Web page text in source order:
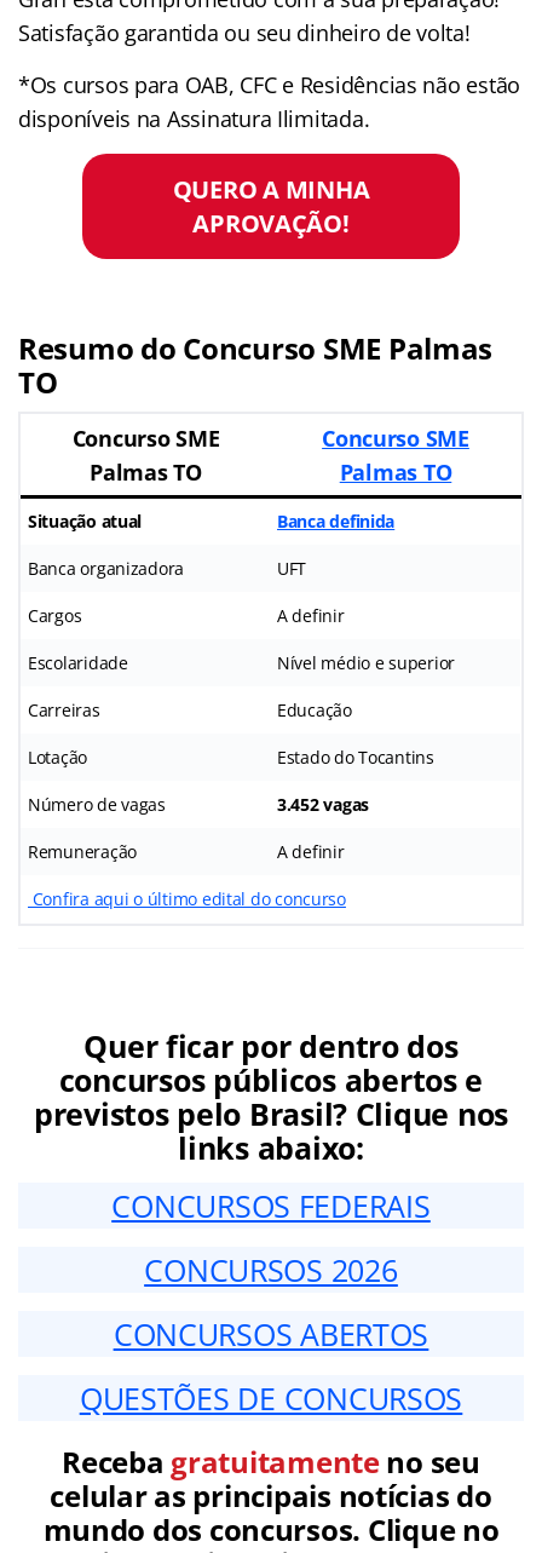
Satisfação garantida ou seu dinheiro de volta!
*Os cursos para OAB, CFC e Residências não estão
disponíveis na Assinatura Ilimitada.
QUERO A MINHA
APROVAÇÃO!
Resumo do Concurso SME Palmas
TO
Concurso SME
Palmas TO
Concurso SME
Palmas TO
Situação atual Banca definida
Banca organizadora UFT
Cargos A definir
Escolaridade Nível médio e superior
Carreiras Educação
Lotação Estado do Tocantins
Número de vagas 3.452 vagas
Remuneração A definir
Confira aqui o último edital do concurso
Quer ficar por dentro dos
concursos públicos abertos e
previstos pelo Brasil? Clique nos
links abaixo:
CONCURSOS FEDERAIS
CONCURSOS 2026
CONCURSOS ABERTOS
QUESTÕES DE CONCURSOS
Receba gratuitamenteno seu
celular as principais notícias do
mundo dos concursos. Clique no